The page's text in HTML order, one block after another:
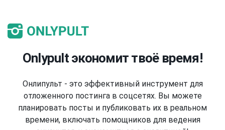
Onlypult экономит твоё время!
Онлипульт - это эффективный инструмент для
отложенного постинга в соцсетях. Вы можете
планировать посты и публиковать их в реальном
времени, включать помощников для ведения